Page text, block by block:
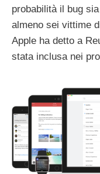
probabilità il bug
almeno sei vittime
Apple ha detto a
stata inclusa nei